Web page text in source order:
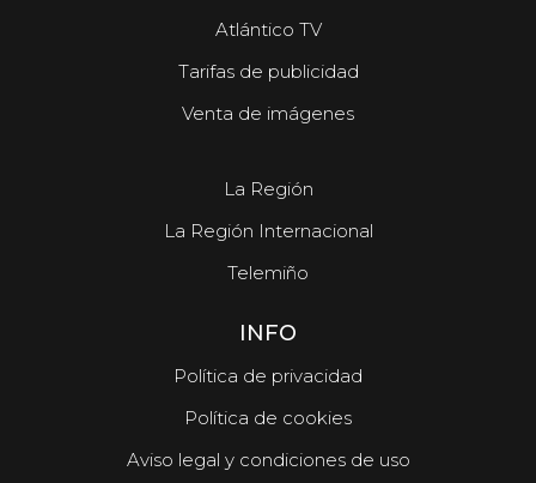
Atlántico TV
Tarifas de publicidad
Venta de imágenes
La Región
La Región Internacional
Telemiño
INFO
Política de privacidad
Política de cookies
Aviso legal y condiciones de uso